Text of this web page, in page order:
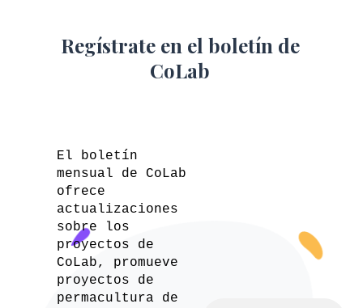
Regístrate en el boletín de
CoLab
El boletín
mensual de CoLab
ofrece
actualizaciones
sobre los
proyectos de
CoLab, promueve
proyectos de
permacultura de